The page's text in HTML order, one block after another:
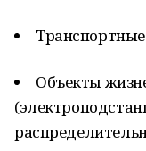
Транспортные
Объекты